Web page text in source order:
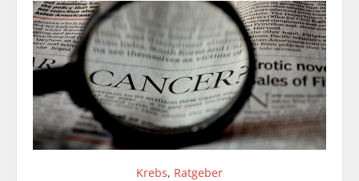
Krebs, Ratgeber